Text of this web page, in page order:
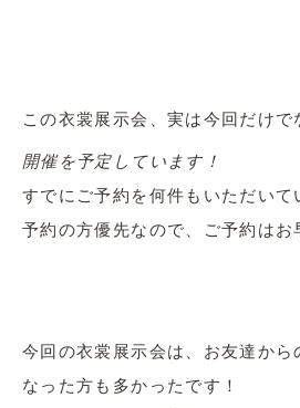
この衣裳展示会、実は今回だけで
開催を予定しています！
すでにご予約を何件もいただい
予約の方優先なので、ご予約はお
今回の衣裳展示会は、お友達から
なった方も多かったです！